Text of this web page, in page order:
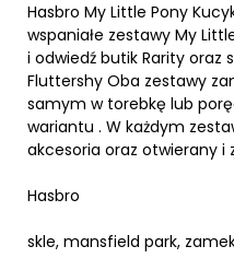
Hasbro My Little Pony
wspaniałe zestawy My
i odwiedź butik Rarity oraz
Fluttershy Oba zestawy
samym w torebkę lub
wariantu . W każdym
akcesoria oraz otwierany i
Hasbro
skle, mansfield park,